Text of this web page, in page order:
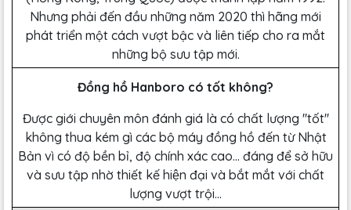
Nhưng phải đến đầu những năm 2020 thì hãng mới
phát triển một cách vượt bậc và liên tiếp cho ra mắt
những bộ sưu tập mới.
Đồng hồ Hanboro có tốt không?
Được giới chuyên môn đánh giá là có chất lượng ''tốt''
không thua kém gì các bộ máy đồng hồ đến từ Nhật
Bản vì có độ bền bỉ, độ chính xác cao… đáng để sở hữu
và sưu tập nhờ thiết kế hiện đại và bắt mắt với chất
lượng vượt trội...